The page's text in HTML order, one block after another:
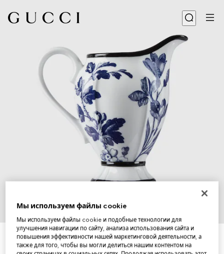
5
Сливочник Herbarium
Вариантысиний и белый фарфор
Мы используем файлы cookie
Мы используем файлы cookie и подобные технологии для
улучшения навигации по сайту, анализа использования сайта и
повышения эффективности нашей маркетинговой деятельности, а
также для того, чтобы вы могли делиться нашим контентом на